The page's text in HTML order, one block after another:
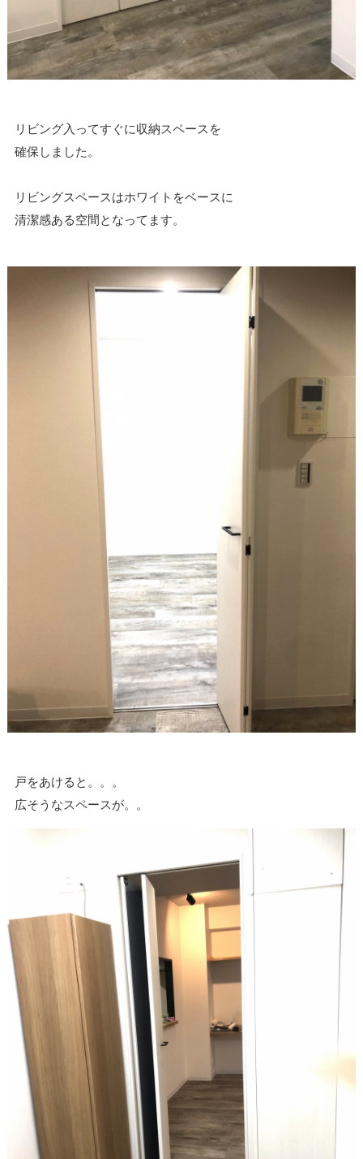
リビング入ってすぐに収納スペースを
確保しました。
リビングスペースはホワイトをベースに
清潔感ある空間となってます。
戸をあけると。。。
広そうなスペースが。。